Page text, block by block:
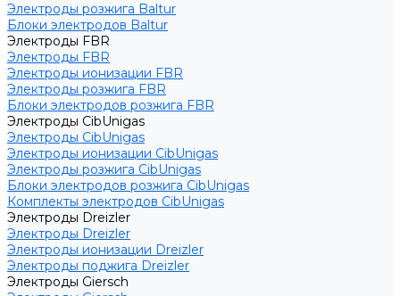
Электроды розжига Baltur
Блоки электродов Baltur
Электроды FBR
Электроды FBR
Электроды ионизации FBR
Электроды розжига FBR
Блоки электродов розжига FBR
Электроды CibUnigas
Электроды CibUnigas
Электроды ионизации CibUnigas
Электроды розжига CibUnigas
Блоки электродов розжига CibUnigas
Комплекты электродов CibUnigas
Электроды Dreizler
Электроды Dreizler
Электроды ионизации Dreizler
Электроды поджига Dreizler
Электроды Giersch